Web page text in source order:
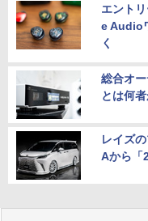
エント
e Audio
く
総合オ
とは何者
レイズ
Aから「